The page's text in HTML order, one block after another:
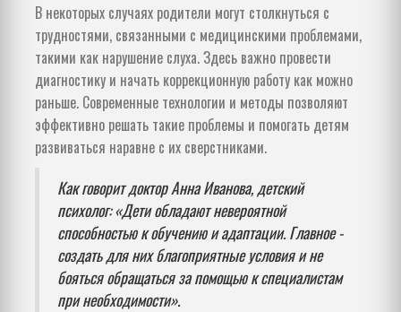
В некоторых случаях родители могут столкнуться с
трудностями, связанными с медицинскими проблемами,
такими как нарушение слуха. Здесь важно провести
диагностику и начать коррекционную работу как можно
раньше. Современные технологии и методы позволяют
эффективно решать такие проблемы и помогать детям
развиваться наравне с их сверстниками.
Как говорит доктор Анна Иванова, детский
психолог: «Дети обладают невероятной
способностью к обучению и адаптации. Главное -
создать для них благоприятные условия и не
бояться обращаться за помощью к специалистам
при необходимости».